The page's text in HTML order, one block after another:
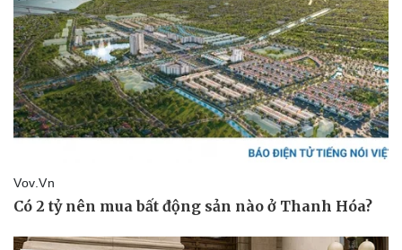
Pháp luật
Vụ án
Tin nóng
Tư vấn luật
Quân sự - Quốc phòng
Vũ khí
Việt Nam
Phân tích